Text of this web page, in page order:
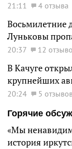
21:11 4 отзыва
Восьмилетние
Луньковы
20:37 12
В Качуге
крупнейших
20:24
5 отзывов
Горячие
«Мы ненавидим
история